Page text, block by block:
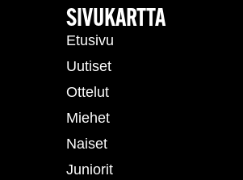
SIVUKARTTA
Etusivu
Uutiset
Ottelut
Miehet
Naiset
Juniorit